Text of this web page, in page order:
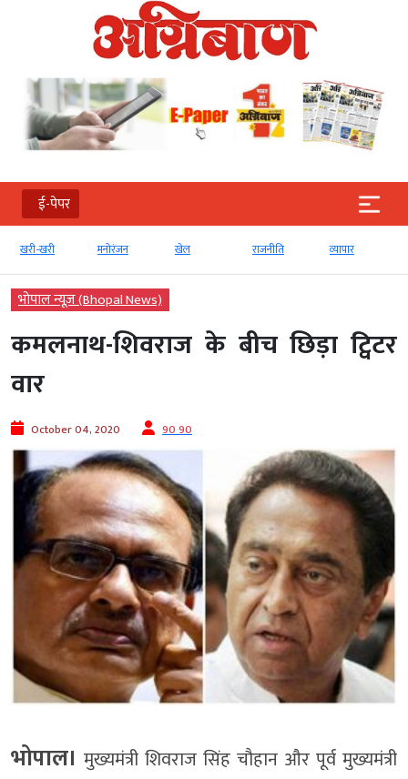
ई-पेपर
खरी-खरी मनोरंजन खेल राजनीति व्‍यापार
भोपाल न्यूज़ (Bhopal News)
कमलनाथ-शिवराज के बीच छिड़ा ट्विटर
वार
October 04, 2020 90 90
भोपाल। मुख्यमंत्री शिवराज सिंह चौहान और पूर्व मुख्यमंत्री